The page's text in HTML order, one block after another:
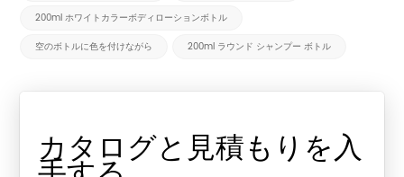
200ml ホワイトカラーボディローションボトル
空のボトルに色を付けながら
200ml ラウンド シャンプー ボトル
カタログと見積もりを入